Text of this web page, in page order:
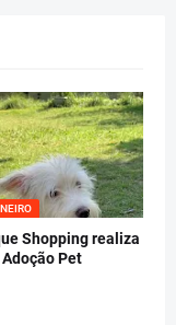
Shopping realiza
Pet